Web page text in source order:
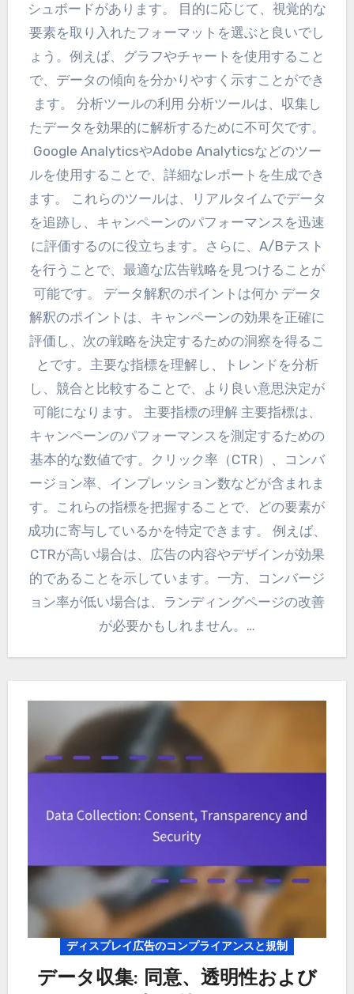
シュボードがあります。 目的に応じて、視覚的な
要素を取り入れたフォーマットを選ぶと良いでし
ょう。例えば、グラフやチャートを使用すること
で、データの傾向を分かりやすく示すことができ
ます。 分析ツールの利用 分析ツールは、収集し
たデータを効果的に解析するために不可欠です。
Google AnalyticsやAdobe Analyticsなどのツー
ルを使用することで、詳細なレポートを生成でき
ます。 これらのツールは、リアルタイムでデータ
を追跡し、キャンペーンのパフォーマンスを迅速
に評価するのに役立ちます。さらに、A/Bテスト
を行うことで、最適な広告戦略を見つけることが
可能です。 データ解釈のポイントは何か データ
解釈のポイントは、キャンペーンの効果を正確に
評価し、次の戦略を決定するための洞察を得るこ
とです。主要な指標を理解し、トレンドを分析
し、競合と比較することで、より良い意思決定が
可能になります。 主要指標の理解 主要指標は、
キャンペーンのパフォーマンスを測定するための
基本的な数値です。クリック率（CTR）、コンバ
ージョン率、インプレッション数などが含まれま
す。これらの指標を把握することで、どの要素が
成功に寄与しているかを特定できます。 例えば、
CTRが高い場合は、広告の内容やデザインが効果
的であることを示しています。一方、コンバージ
ョン率が低い場合は、ランディングページの改善
が必要かもしれません。…
ディスプレイ広告のコンプライアンスと規制
データ収集: 同意、透明性および